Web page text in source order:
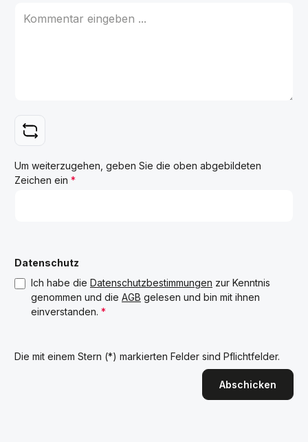
Um weiterzugehen, geben Sie die oben abgebildeten
Zeichen ein *
Datenschutz
Ich habe die Datenschutzbestimmungen zur Kenntnis
genommen und die AGB gelesen und bin mit ihnen
einverstanden. *
Die mit einem Stern (*) markierten Felder sind Pflichtfelder.
Abschicken